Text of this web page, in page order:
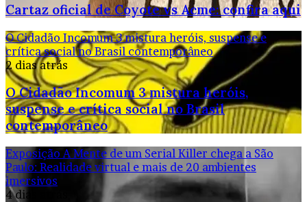
Cartaz oficial de Coyote vs Acme: confira aqui
O Cidadão Incomum 3 mistura heróis, suspense e
crítica social no Brasil contemporâneo
2 dias atrás
O Cidadão Incomum 3 mistura heróis,
suspense e crítica social no Brasil
contemporâneo
Exposição A Mente de um Serial Killer chega a São
Paulo: Realidade virtual e mais de 20 ambientes
imersivos
4 dias atrás